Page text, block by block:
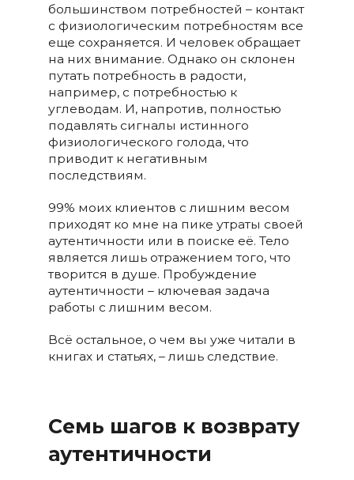
большинством потребностей – контакт
с физиологическим потребностям все
еще сохраняется. И человек обращает
на них внимание. Однако он склонен
путать потребность в радости,
например, с потребностью к
углеводам. И, напротив, полностью
подавлять сигналы истинного
физиологического голода, что
приводит к негативным
последствиям.
99% моих клиентов с лишним весом
приходят ко мне на пике утраты своей
аутентичности или в поиске её. Тело
является лишь отражением того, что
творится в душе. Пробуждение
аутентичности – ключевая задача
работы с лишним весом.
Всё остальное, о чем вы уже читали в
книгах и статьях, – лишь следствие.
Семь шагов к возврату
аутентичности